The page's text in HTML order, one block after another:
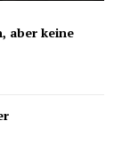
aber keine